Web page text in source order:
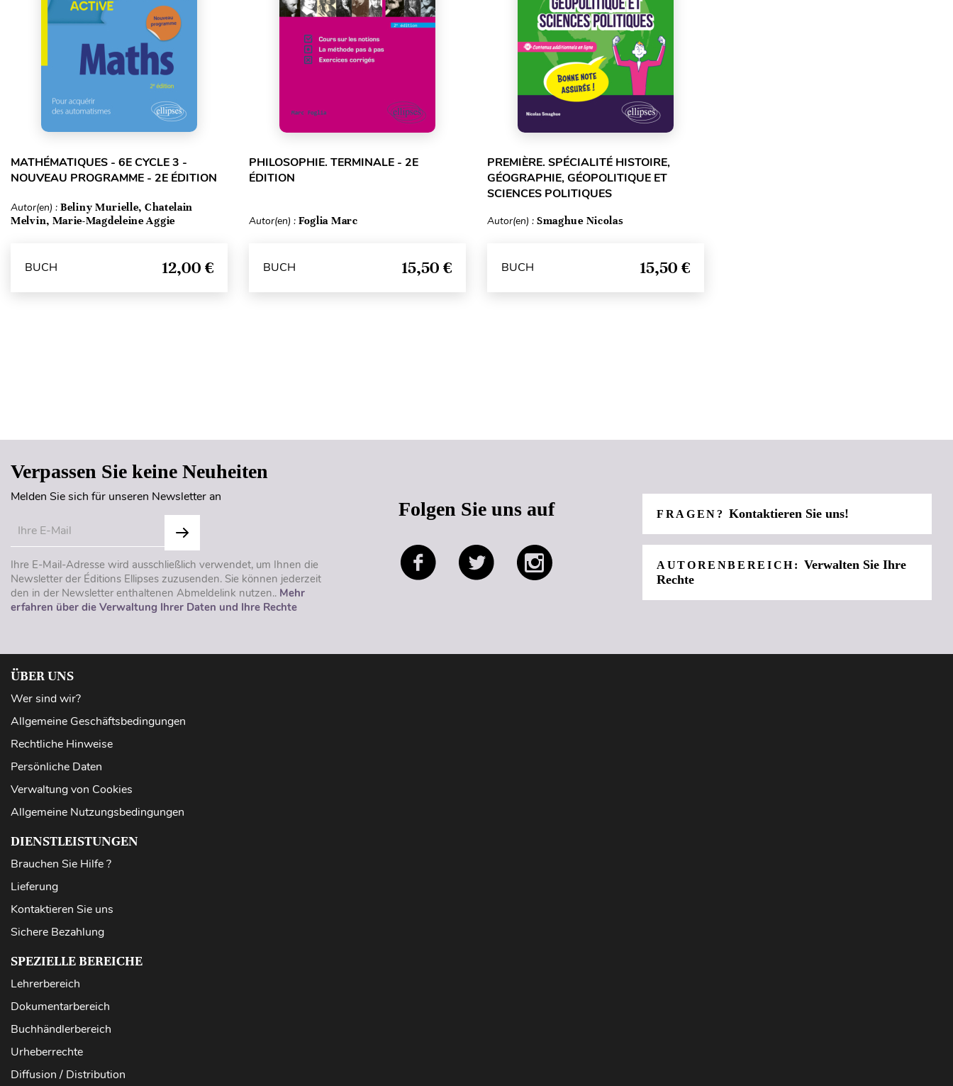
MATHÉMATIQUES - 6E CYCLE 3 -
NOUVEAU PROGRAMME - 2E ÉDITION
Autor(en) : Beliny Murielle, Chatelain
Melvin, Marie-Magdeleine Aggie
BUCH 12,00 €
PHILOSOPHIE. TERMINALE - 2E
ÉDITION
Autor(en) : Foglia Marc
BUCH 15,50 €
PREMIÈRE. SPÉCIALITÉ HISTOIRE,
GÉOGRAPHIE, GÉOPOLITIQUE ET
SCIENCES POLITIQUES
Autor(en) : Smaghue Nicolas
BUCH 15,50 €
Verpassen Sie keine Neuheiten
Melden Sie sich für unseren Newsletter an
Ihre E-Mail-Adresse wird ausschließlich verwendet, um Ihnen die
Newsletter der Éditions Ellipses zuzusenden. Sie können jederzeit
den in der Newsletter enthaltenen Abmeldelink nutzen.. Mehr
erfahren über die Verwaltung Ihrer Daten und Ihre Rechte
Folgen Sie uns auf FRAGEN?Kontaktieren Sie uns!
AUTORENBEREICH:Verwalten Sie Ihre
Rechte
ÜBER UNS
Wer sind wir?
Allgemeine Geschäftsbedingungen
Rechtliche Hinweise
Persönliche Daten
Verwaltung von Cookies
Allgemeine Nutzungsbedingungen
DIENSTLEISTUNGEN
Brauchen Sie Hilfe ?
Lieferung
Kontaktieren Sie uns
Sichere Bezahlung
SPEZIELLE BEREICHE
Lehrerbereich
Dokumentarbereich
Buchhändlerbereich
Urheberrechte
Diffusion / Distribution